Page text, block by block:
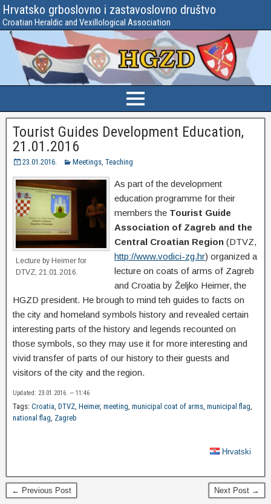
Hrvatsko grboslovno i zastavoslovno društvo
Croatian Heraldic and Vexillological Association
Tourist Guides Development Education,
21.01.2016
23.01.2016. Meetings, Teaching
Lecture by Heimer for
DTVZ, 21.01.2016.
As part of the development
education programme for their
members the Tourist Guide
Association of Zagreb and the
Central Croatian Region (DTVZ,
http://www.vodici-zg.hr) organized a
lecture on coats of arms of Zagreb
and Croatia by Željko Heimer, the
HGZD president. He brough to mind teh guides to facts on
the city and homeland symbols history and revealed certain
interesting parts of the history and legends recounted on
those symbols, so they may use it for more interesting and
vivid transfer of parts of our history to their guests and
visitors of the city and the region.
Updated: 23.01.2016. — 11:46
Tags: Croatia, DTVZ, Heimer, meeting, municipal coat of arms, municipal flag,
national flag, Zagreb
Hrvatski
← Previous Post Next Post →